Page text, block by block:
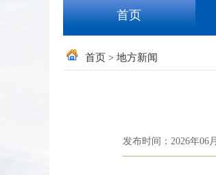
首页
首页 > 地方新闻
发布时间：2026年06